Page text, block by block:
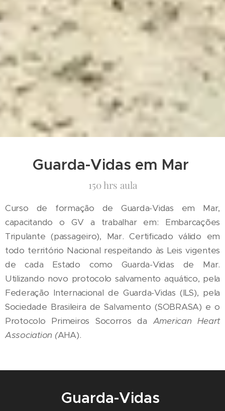
Guarda-Vidas em Mar
150 hrs aula
Curso de formação de Guarda-Vidas em Mar,
capacitando o GV a trabalhar em: Embarcações
Tripulante (passageiro), Mar. Certificado válido em
todo território Nacional respeitando às Leis vigentes
de cada Estado como Guarda-Vidas de Mar.
Utilizando novo protocolo salvamento aquático, pela
Federação Internacional de Guarda-Vidas (ILS), pela
Sociedade Brasileira de Salvamento (SOBRASA) e o
Protocolo Primeiros Socorros da American Heart
Association (AHA).
Guarda-Vidas